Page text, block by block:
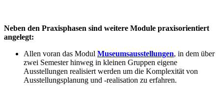
Neben den Praxisphasen sind weitere Module praxisorientiert
angelegt:
Allen voran das Modul Museumsausstellungen, in dem über
zwei Semester hinweg in kleinen Gruppen eigene
Ausstellungen realisiert werden um die Komplexität von
Ausstellungsplanung und -realisation zu erfahren.